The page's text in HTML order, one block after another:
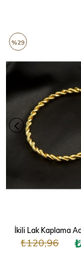
İkili Lak Kaplama
₺120,96
%29